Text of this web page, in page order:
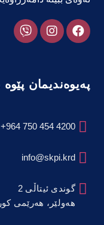
پەیوەندیمان پێوە
4200 454 750 964+
info@skpi.krd
گوندی ئیتاڵی 2
هەولێر، هەرێمی